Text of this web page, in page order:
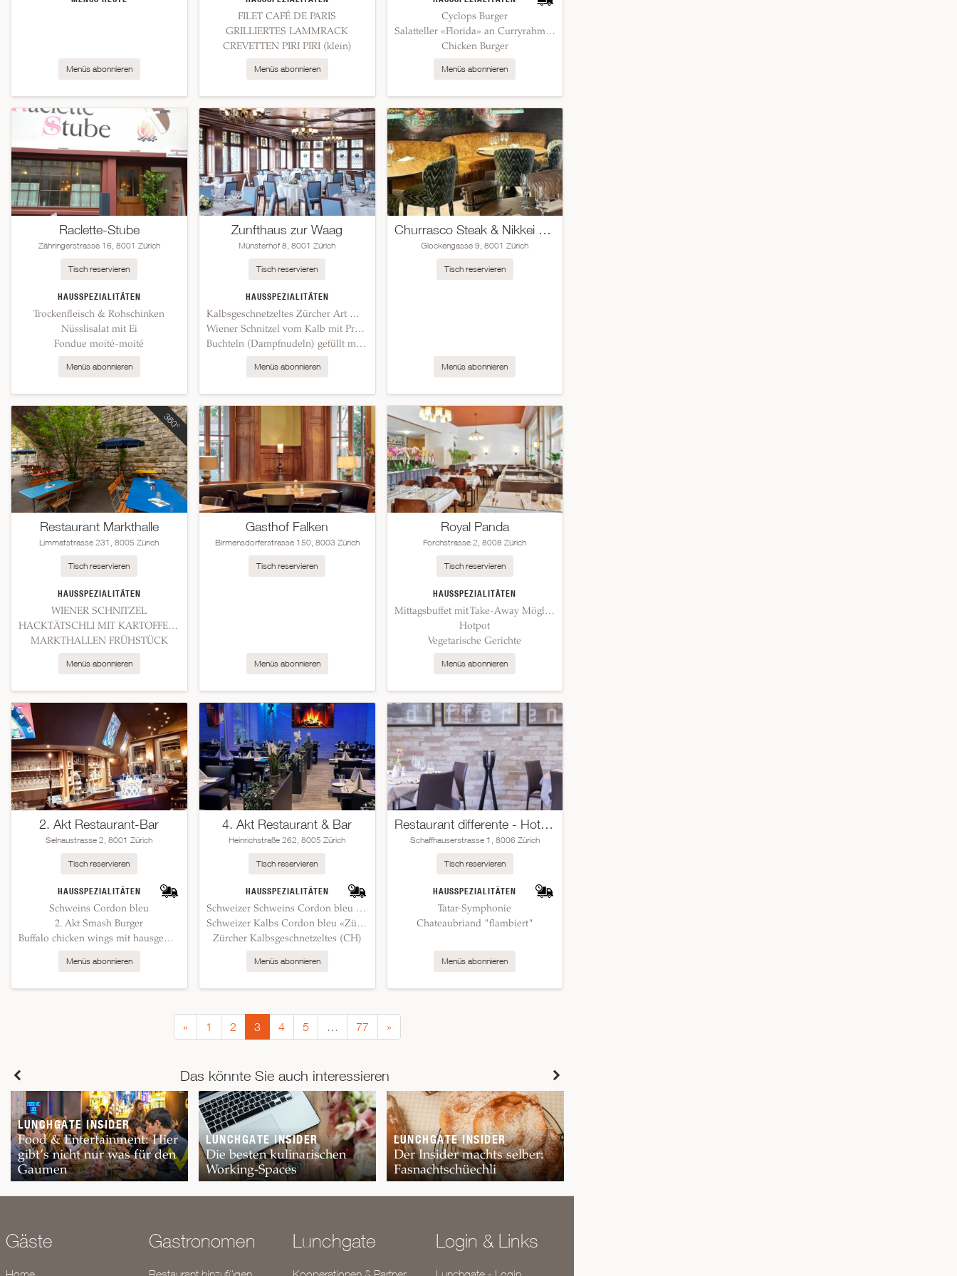
Menüs abonnieren
FILET CAFÉ DE PARIS
GRILLIERTES LAMMRACK
CREVETTEN PIRI PIRI (klein)
Menüs abonnieren
Cyclops Burger
Salatteller «Florida» an Curryrahmsauce
Chicken Burger
Menüs abonnieren
Raclette-Stube
Zähringerstrasse 16, 8001 Zürich
HAUSSPEZIALITÄTEN
Trockenfleisch & Rohschinken
Nüsslisalat mit Ei
Fondue moité-moité
Menüs abonnieren
Tisch reservieren
Zunfthaus zur Waag
Münsterhof 8, 8001 Zürich
HAUSSPEZIALITÄTEN
Kalbsgeschnetzeltes Zürcher Art mit/ohne Kalbsnieren mit Butterrösti
Wiener Schnitzel vom Kalb mit Preiselbeeren und Kartoffel-Gurkensalat
Buchteln (Dampfnudeln) gefüllt mit Aprikosen und Vanillesauce
Menüs abonnieren
Tisch reservieren
Churrasco Steak & Nikkei Cuisine
Glockengasse 9, 8001 Zürich
Menüs abonnieren
Tisch reservieren
Restaurant Markthalle
Limmatstrasse 231, 8005 Zürich
HAUSSPEZIALITÄTEN
WIENER SCHNITZEL
HACKTÄTSCHLI MIT KARTOFFELSTAMPF
MARKTHALLEN FRÜHSTÜCK
Menüs abonnieren
Tisch reservieren
Gasthof Falken
Birmensdorferstrasse 150, 8003 Zürich
Menüs abonnieren
Tisch reservieren
Royal Panda
Forchstrasse 2, 8008 Zürich
HAUSSPEZIALITÄTEN
Mittagsbuffet mit Take-Away Möglichkeit
Hotpot
Vegetarische Gerichte
Menüs abonnieren
Tisch reservieren
2. Akt Restaurant-Bar
Selnaustrasse 2, 8001 Zürich
HAUSSPEZIALITÄTEN
Schweins Cordon bleu
2. Akt Smash Burger
Buffalo chicken wings mit hausgemachter BBQ Sauce
Menüs abonnieren
Tisch reservieren
4. Akt Restaurant & Bar
Heinrichstraße 262, 8005 Zürich
HAUSSPEZIALITÄTEN
Schweizer Schweins Cordon bleu «Züri Original»
Schweizer Kalbs Cordon bleu «Züri Original»
Zürcher Kalbsgeschnetzeltes (CH)
Menüs abonnieren
Tisch reservieren
Restaurant differente - Hotel Krone Unterstrass
Schaffhauserstrasse 1, 8006 Zürich
HAUSSPEZIALITÄTEN
Tatar-Symphonie
Chateaubriand "flambiert"
Menüs abonnieren
Tisch reservieren
« 1 2 3 4 5 … 77 »
Das könnte Sie auch interessieren
LUNCHGATE INSIDER
Food & Entertainment: Hier
gibt’s nicht nur was für den
Gaumen
LUNCHGATE INSIDER
Die besten kulinarischen
Working-Spaces
LUNCHGATE INSIDER
Der Insider machts selber:
Fasnachtschüechli
Gäste Gastronomen Lunchgate Login & Links